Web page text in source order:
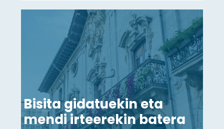
Bisita gidatuekin eta
mendi irteerekin batera